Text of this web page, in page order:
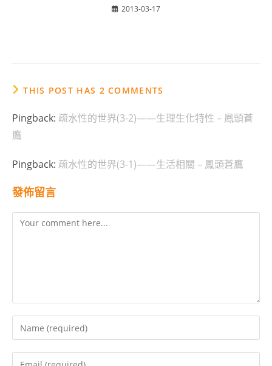
2013-03-17
THIS POST HAS 2 COMMENTS
Pingback: 疏水性的世界(3-2)——生理生化特性 – 鳳頭蒼
鷹
Pingback: 疏水性的世界(3-1)——生活相關 – 鳳頭蒼鷹
發佈留言
Comment
Enter
your
name
Enter